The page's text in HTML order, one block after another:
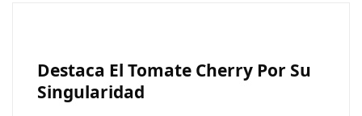
Destaca El Tomate Cherry Por Su
Singularidad